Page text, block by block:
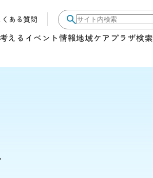
くある質問
サイト内検索
える イベント情報地域ケアプラザ検索